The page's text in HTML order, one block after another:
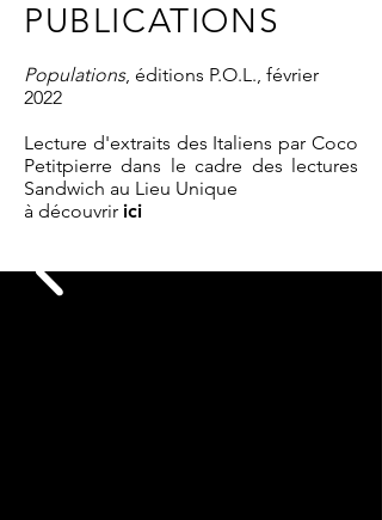
PUBLICATIONS
Populations, éditions P.O.L., février
2022
Lecture d'extraits des Italiens par Coco
Petitpierre dans le cadre des lectures
Sandwich au Lieu Unique
à découvrir ici